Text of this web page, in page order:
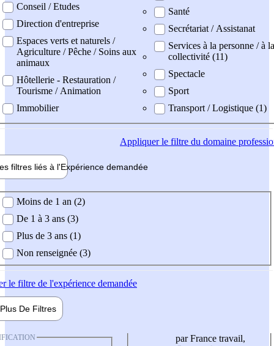
Conseil / Etudes
Direction d'entreprise
Espaces verts et naturels /
Agriculture / Pêche / Soins aux
animaux
Hôtellerie - Restauration /
Tourisme / Animation
Immobilier
Santé
Secrétariat / Assistanat
Services à la personne / à la
collectivité (11)
Spectacle
Sport
Transport / Logistique (1)
Appliquerle filtre du domaine
filtres liés à l'Expérience demandée
demandée
Moins de 1 an (2)
De 1 à 3 ans (3)
Plus de 3 ans (1)
Non renseignée (3)
le filtre de l'expérience demandée
Plus De Filtres
par France travail,